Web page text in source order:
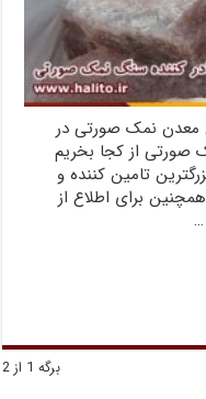
معدن نمک صورتی در
صورتی از کجا بخریم
تامین کننده و
برای اطلاع از
برگه 1 از 2